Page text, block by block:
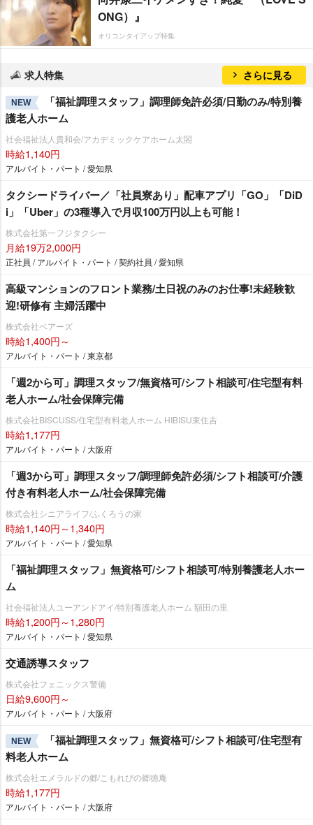
ONG）』
オリコンタイアップ特集
求人特集 さらに見る
NEW
「福祉調理スタッフ」調理師免許必須/日勤のみ/特別養
護老人ホーム
社会福祉法人貴和会/アカデミックケアホーム太閤
時給1,140円
アルバイト・パート / 愛知県
タクシードライバー／「社員寮あり」配車アプリ「GO」「DiD
i」「Uber」の3種導入で月収100万円以上も可能！
株式会社第一フジタクシー
月給19万2,000円
正社員 / アルバイト・パート / 契約社員 / 愛知県
⾼級マンションのフロント業務/土日祝のみのお仕事!未経験歓
迎!研修有 主婦活躍中
株式会社ベアーズ
時給1,400円～
アルバイト・パート / 東京都
「週2から可」調理スタッフ/無資格可/シフト相談可/住宅型有料
老人ホーム/社会保障完備
株式会社BISCUSS/住宅型有料老人ホーム HIBISU東住吉
時給1,177円
アルバイト・パート / 大阪府
「週3から可」調理スタッフ/調理師免許必須/シフト相談可/介護
付き有料老人ホーム/社会保障完備
株式会社シニアライフ/ふくろうの家
時給1,140円～1,340円
アルバイト・パート / 愛知県
「福祉調理スタッフ」無資格可/シフト相談可/特別養護老人ホー
ム
社会福祉法人ユーアンドアイ/特別養護老人ホーム 額田の里
時給1,200円～1,280円
アルバイト・パート / 愛知県
交通誘導スタッフ
株式会社フェニックス警備
日給9,600円～
アルバイト・パート / 大阪府
NEW
「福祉調理スタッフ」無資格可/シフト相談可/住宅型有
料老人ホーム
株式会社エメラルドの郷/こもれびの郷徳庵
時給1,177円
アルバイト・パート / 大阪府